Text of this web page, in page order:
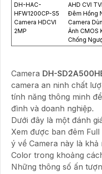
DH-HAC-
HFW1200CP-S5
Camera HDCVI
2MP
AHD CVI
Đêm Hồng
Camera
Ảnh CMOS
Chống
Camera DH-
camera an ninh chất
tính năng thông minh
đình và doanh nghiệp.
Dưới đây là một đánh
Xem được ban đêm
ý về Camera này là
Color trong khoảng
Những thông số ấn